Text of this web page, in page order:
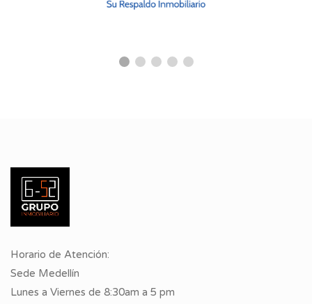
Horario de Atención:
Sede Medellín
Lunes a Viernes de 8:30am a 5 pm